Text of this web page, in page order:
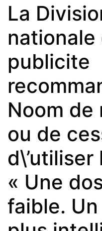
La
nationale
publicite
Noom
ou de
« Une
faible.